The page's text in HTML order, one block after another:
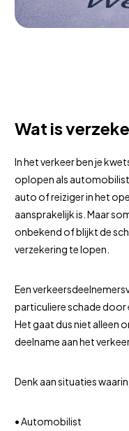
Wat is
In het verkeer ben je
oplopen als
auto of reiziger in het
aansprakelijk is. Maar
onbekend of blijkt de
verzekering te lopen.
Een
particuliere schade door
Het gaat dus niet alleen
deelname aan het
Denk aan situaties
• Automobilist